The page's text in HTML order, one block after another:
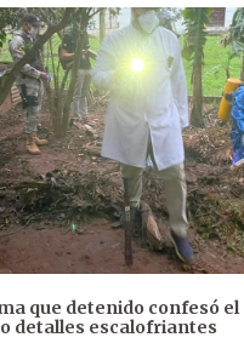
que detenido confesó
detalles escalofriantes